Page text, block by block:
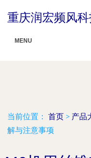
重庆润宏频风
MENU
当前位置： 首页 > 产品
解与注意事项